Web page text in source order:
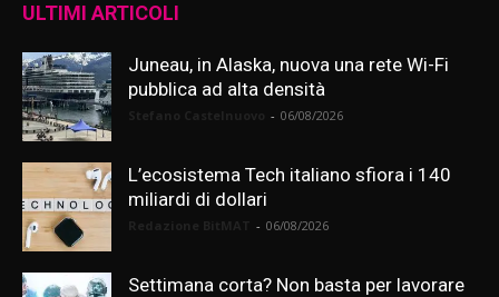
ULTIMI ARTICOLI
Juneau, in Alaska, nuova una rete Wi-Fi
pubblica ad alta densità
- 06/08/2026
L’ecosistema Tech italiano sfiora i 140
miliardi di dollari
- 06/08/2026
Settimana corta? Non basta per lavorare